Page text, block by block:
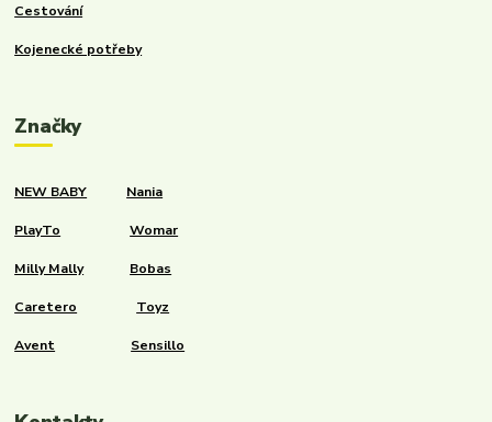
Cestování
Kojenecké potřeby
Značky
NEW BABY Nania
PlayTo Womar
Milly Mally Bobas
Caretero Toyz
Avent Sensillo